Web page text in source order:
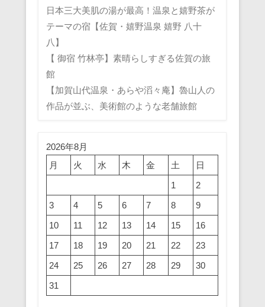
日本三大美肌の湯が最高！温泉と嬉野茶が
テーマの宿【佐賀・嬉野温泉 嬉野 八十
八】
【 御宿 竹林亭】素晴らしすぎる佐賀の旅
館
【加賀山代温泉・あらや滔々庵】魯山人の
作品が並ぶ、美術館のような老舗旅館
2026年8月
月
火 水 木 金 土
日
1
2
3
4 5 6 7 8
9
10
11 12 13 14 15
16
17
18 19 20 21 22
23
24
25 26 27 28 29
30
31